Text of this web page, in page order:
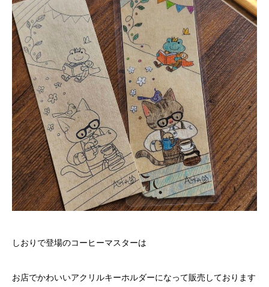
しおりで登場のコーヒーマスターは
お店でかわいいアクリルキーホルダーになって販売しております